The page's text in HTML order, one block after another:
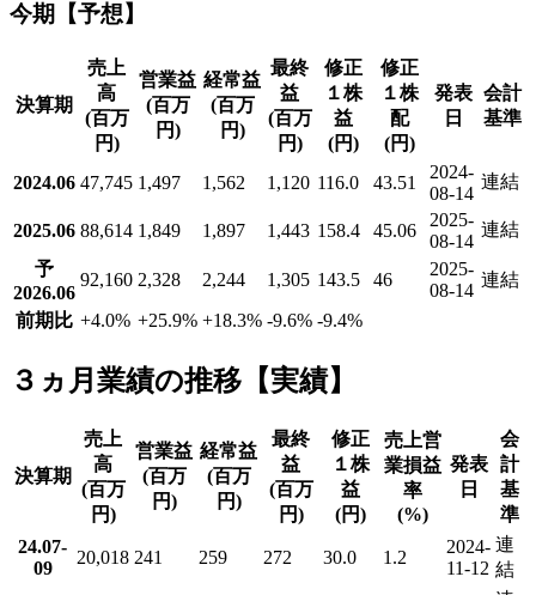
今期【予想】
決算期
売上
高
(百万
円)
営業益
(百万
円)
経常益
(百万
円)
最終
益
(百万
円)
修正
１株
益
(円)
修正
１株
配
(円)
発表
日
会計
基準
2024.06 47,745 1,497 1,562 1,120 116.0 43.51
2024-
08-14
連結
2025.06 88,614 1,849 1,897 1,443 158.4 45.06
2025-
08-14
連結
予
2026.06
92,160 2,328 2,244 1,305 143.5 46
2025-
08-14
連結
前期比 +4.0% +25.9% +18.3% -9.6% -9.4%
３ヵ月業績の推移【実績】
決算期
売上
高
(百万
円)
営業益
(百万
円)
経常益
(百万
円)
最終
益
(百万
円)
修正
１株
益
(円)
売上営
業損益
率
(%)
発表
日
会
計
基
準
24.07-
09
20,018 241 259 272 30.0 1.2
2024-
11-12
連
結